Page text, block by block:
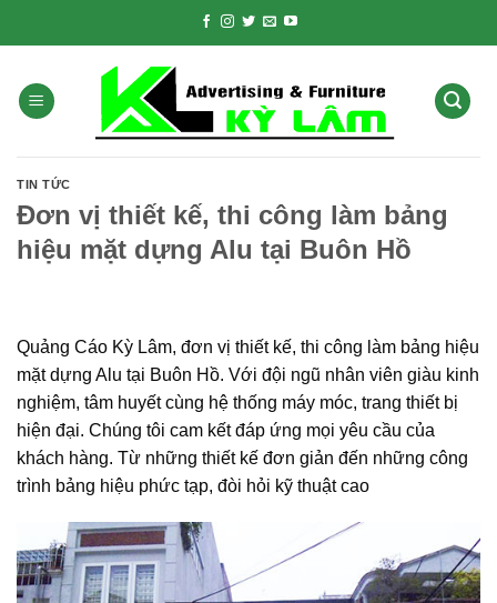
TIN TỨC
Đơn vị thiết kế, thi công làm bảng
hiệu mặt dựng Alu tại Buôn Hồ
Quảng Cáo Kỳ Lâm, đơn vị thiết kế, thi công làm bảng hiệu
mặt dựng Alu tại Buôn Hồ. Với đội ngũ nhân viên giàu kinh
nghiệm, tâm huyết cùng hệ thống máy móc, trang thiết bị
hiện đại. Chúng tôi cam kết đáp ứng mọi yêu cầu của
khách hàng. Từ những thiết kế đơn giản đến những công
trình bảng hiệu phức tạp, đòi hỏi kỹ thuật cao